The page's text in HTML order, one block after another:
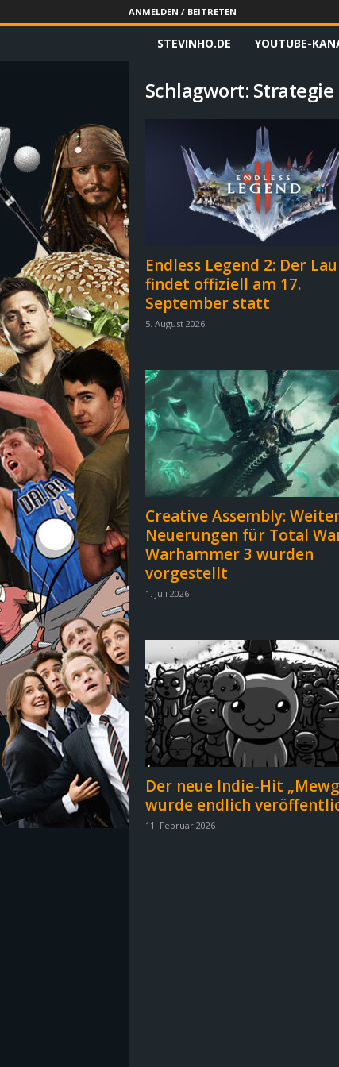
ANMELDEN / BEITRETEN
o
.
–
i
n
g
e
z
STEVINHO.DE YOUTUBE-
Schlagwort: Strategie
Endless Legend 2: Der
findet offiziell am 17.
September statt
5. August 2026
Creative Assembly:
Neuerungen für Total
Warhammer 3 wurden
vorgestellt
1. Juli 2026
Der neue Indie-Hit
wurde endlich
11. Februar 2026